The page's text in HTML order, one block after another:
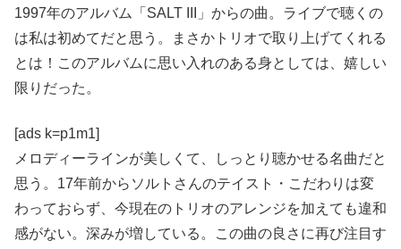
1997年のアルバム「SALT III」からの曲。ライブで聴くの
は私は初めてだと思う。まさかトリオで取り上げてくれる
とは！このアルバムに思い入れのある身としては、嬉しい
限りだった。
[ads k=p1m1]
メロディーラインが美しくて、しっとり聴かせる名曲だと
思う。17年前からソルトさんのテイスト・こだわりは変
わっておらず、今現在のトリオのアレンジを加えても違和
感がない。深みが増している。この曲の良さに再び注目す